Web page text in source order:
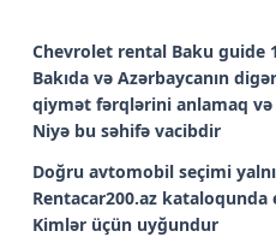
Chevrolet rental Baku guide
Bakıda və Azərbaycanın
qiymət fərqlərini anlamaq
Niyə bu səhifə vacibdir
Doğru avtomobil seçimi
Rentacar200.az
Kimlər üçün uyğundur